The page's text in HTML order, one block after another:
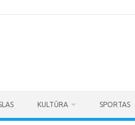
KULTŪRA SPORTAS